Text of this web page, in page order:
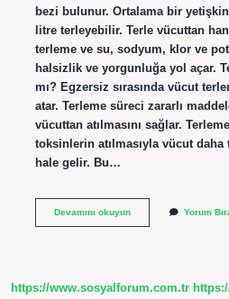
bezi bulunur. Ortalama bir
litre terleyebilir. Terle vücuttan
terleme ve su, sodyum, klor ve
halsizlik ve yorgunluğa yol açar.
mı? Egzersiz sırasında vücut
atar. Terleme süreci zararlı
vücuttan atılmasını sağlar.
toksinlerin atılmasıyla vücut
hale gelir. Bu…
Devamını okuyunTerleme
Yorum
https://www.sosyalforum.com.tr